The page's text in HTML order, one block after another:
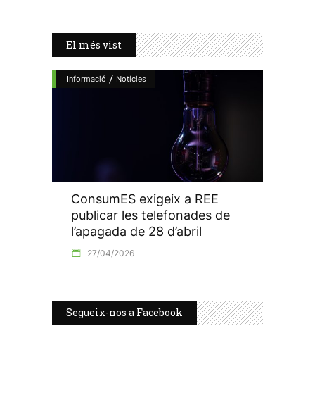
El més vist
Informació / Notícies
ConsumES exigeix a REE
publicar les telefonades de
l’apagada de 28 d’abril
27/04/2026
Segueix-nos a Facebook